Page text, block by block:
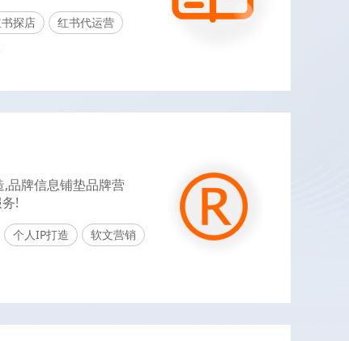
探店
红书代运营
品牌信息铺垫品牌营
!
个人IP打造
软文营销